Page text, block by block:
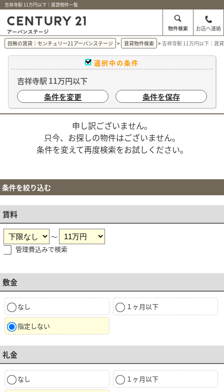
吉祥寺駅 11万円以下｜賃貸物件一覧
物件検索
お店へ連絡
田無の賃貸｜センチュリー21アーバンステージ
賃貸物件検索 吉祥寺駅 11万円以下｜賃
選択中の条件
吉祥寺駅 11万円以下
条件を変更
条件を保存
申し訳ございません。
只今、お探しの物件はございません。
条件を変えて再度検索をお試しください。
条件を絞り込む
賃料
～
管理費込みで検索
敷金
なし １ヶ月以下
指定しない
礼金
なし １ヶ月以下